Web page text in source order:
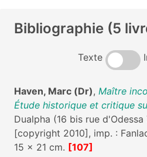
Bibliographie (5
Texte
Haven, Marc (Dr), Maître
Étude historique et critique
Dualpha (16 bis rue d'Odessa
[copyright 2010], imp. :
15 x 21 cm. [107]